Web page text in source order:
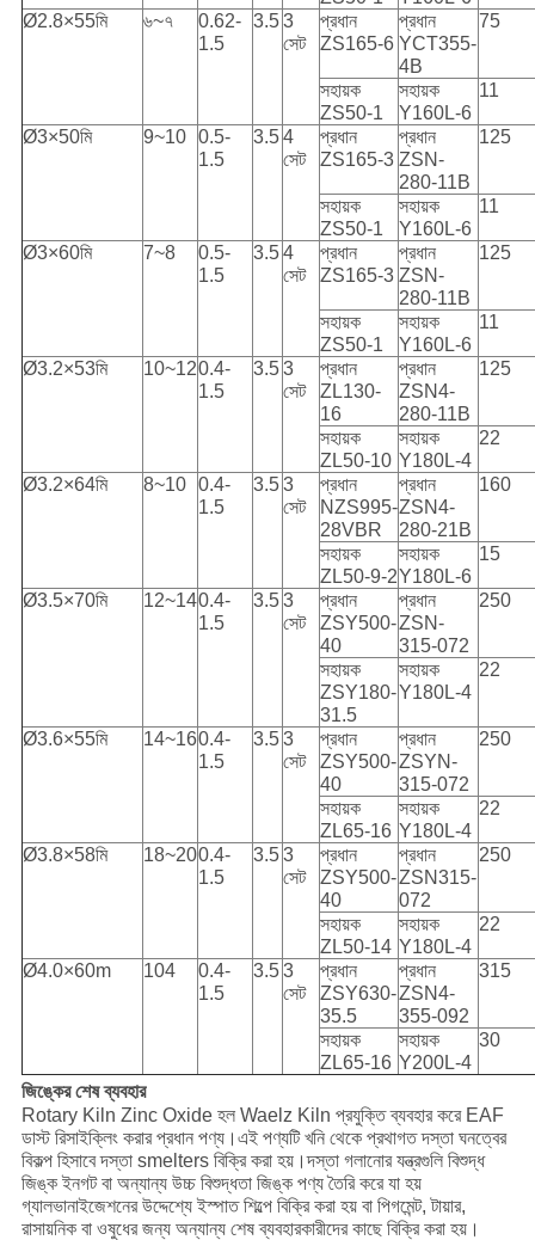
Ø2.8×55মি
৬~৭
0.62-
1.5
3.53
সেট
প্রধান
ZS165-6
প্রধান
YCT355-
4B
75
সহায়ক
ZS50-1
সহায়ক
Y160L-6
11
Ø3×50মি 9~10 0.5-
1.5
3.54
সেট
প্রধান
ZS165-3
প্রধান
ZSN-
280-11B
125
সহায়ক
ZS50-1
সহায়ক
Y160L-6
11
Ø3×60মি 7~8
0.5-
1.5
3.54
সেট
প্রধান
ZS165-3
প্রধান
ZSN-
280-11B
125
সহায়ক
ZS50-1
সহায়ক
Y160L-6
11
Ø3.2×53মি 10~120.4-
1.5
3.53
সেট
প্রধান
ZL130-
16
প্রধান
ZSN4-
280-11B
125
সহায়ক
ZL50-10
সহায়ক
Y180L-4
22
Ø3.2×64মি 8~10 0.4-
1.5
3.53
সেট
প্রধান
NZS995-
28VBR
প্রধান
ZSN4-
280-21B
160
সহায়ক
ZL50-9-2
সহায়ক
Y180L-6
15
Ø3.5×70মি 12~140.4-
1.5
3.53
সেট
প্রধান
ZSY500-
40
প্রধান
ZSN-
315-072
250
সহায়ক
ZSY180-
31.5
সহায়ক
Y180L-4
22
Ø3.6×55মি 14~160.4-
1.5
3.53
সেট
প্রধান
ZSY500-
40
প্রধান
ZSYN-
315-072
250
সহায়ক
ZL65-16
সহায়ক
Y180L-4
22
Ø3.8×58মি 18~200.4-
1.5
3.53
সেট
প্রধান
ZSY500-
40
প্রধান
ZSN315-
072
250
সহায়ক
ZL50-14
সহায়ক
Y180L-4
22
Ø4.0×60m 104
0.4-
1.5
3.53
সেট
প্রধান
ZSY630-
35.5
প্রধান
ZSN4-
355-092
315
সহায়ক
ZL65-16
সহায়ক
Y200L-4
30
জিঙ্কের শেষ ব্যবহার
Rotary Kiln Zinc Oxide হল Waelz Kiln প্রযুক্তি ব্যবহার করে EAF
ডাস্ট রিসাইক্লিং করার প্রধান পণ্য।এই পণ্যটি খনি থেকে প্রথাগত দস্তা ঘনত্বের
বিকল্প হিসাবে দস্তা smelters বিক্রি করা হয়।দস্তা গলানোর যন্ত্রগুলি বিশুদ্ধ
জিঙ্ক ইনগট বা অন্যান্য উচ্চ বিশুদ্ধতা জিঙ্ক পণ্য তৈরি করে যা হয়
গ্যালভানাইজেশনের উদ্দেশ্যে ইস্পাত শিল্পে বিক্রি করা হয় বা পিগমেন্ট, টায়ার,
রাসায়নিক বা ওষুধের জন্য অন্যান্য শেষ ব্যবহারকারীদের কাছে বিক্রি করা হয়।